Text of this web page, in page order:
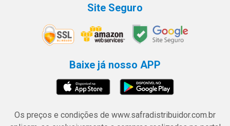
Site Seguro
Baixe já nosso APP
Os preços e condições de www.safradistribuidor.com.br